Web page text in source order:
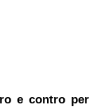
e contro per